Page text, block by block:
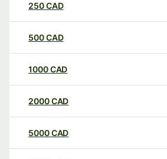
250CAD
500CAD
1000CAD
2000CAD
5000CAD